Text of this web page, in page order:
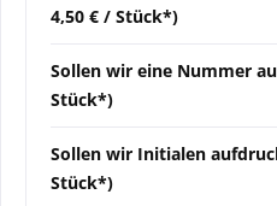
4,50 € / Stück*)
Sollen wir eine Nummer
Stück*)
Sollen wir Initialen
Stück*)